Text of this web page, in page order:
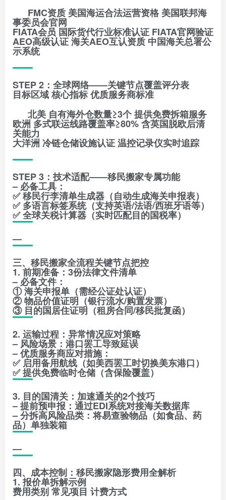
FMC资质 美国海运合法运营资格 美国联邦海
事委员会官网
FIATA会员 国际货代行业标准认证 FIATA官网验证
AEO高级认证 海关AEO互认资质 中国海关总署公
示系统
STEP 2：全球网络——关键节点覆盖评分表
目标区域 核心指标 优质服务商标准
北美 自有海外仓数量≥3个 提供免费拆箱服务
欧洲 多式联运线路覆盖率≥80% 含英国脱欧后清
关能力
大洋洲 冷链仓储设施认证 温控记录仪实时追踪
STEP 3：技术适配——移民搬家专属功能
– 必备工具：
✅ 移民行李清单生成器（自动生成海关申报表）
✅ 多语言标签系统（支持英语/法语/西班牙语等）
✅ 全球关税计算器（实时匹配目的国税率）
—
三、移民搬家全流程关键节点把控
1. 前期准备：3份法律文件清单
– 必备文件：
① 海关申报单（需经公证处认证）
② 物品价值证明（银行流水/购置发票）
③ 目的国居住证明（租房合同/移民批复函）
2. 运输过程：异常情况应对策略
– 风险场景：港口罢工导致延误
– 优质服务商应对措施：
✅ 启用备用航线（如美西罢工时切换美东港口）
✅ 提供免费临时仓储（含保险覆盖）
3. 目的国清关：加速通关的2个技巧
– 提前预申报：通过EDI系统对接海关数据库
– 分拆高风险品类：将易查验物品（如食品、药
品）单独装箱
—
四、成本控制：移民搬家隐形费用全解析
1. 报价单拆解示例
费用类别 常见项目 计费方式